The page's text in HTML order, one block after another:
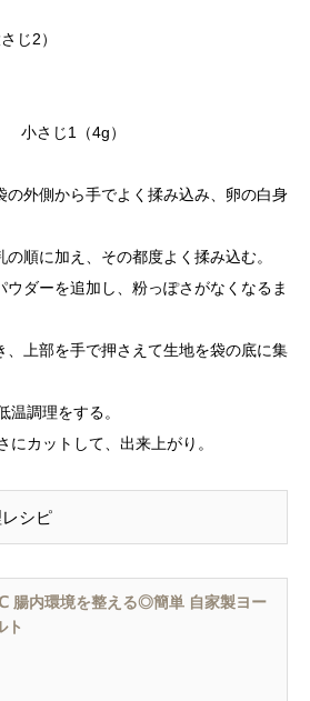
じ2）
小さじ1（4g）
の外側から手でよく揉み込み、卵の白身
順に加え、その都度よく揉み込む。
ダーを追加し、粉っぽさがなくなるま
、上部を手で押さえて生地を袋の底に集
調理をする。
にカットして、出来上がり。
シピ
腸内環境を整える◎簡単 自家製ヨー
ト